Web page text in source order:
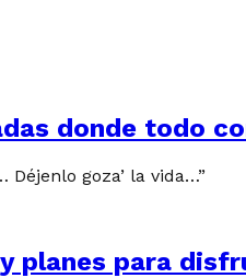
donde todo
goza’ la vida…”
planes para